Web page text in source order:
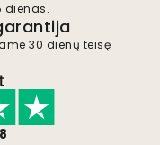
dienas.
30 dienų teisę